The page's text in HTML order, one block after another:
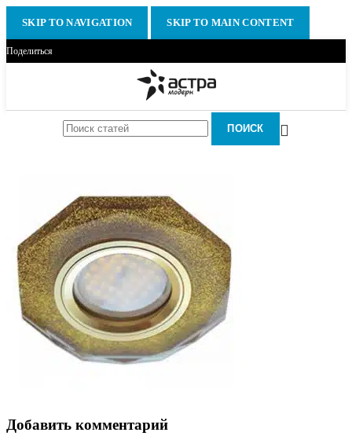
SKIP TO NAVIGATION SKIP TO MAIN CONTENT
Поделиться
ПОИСК
Добавить комментарий